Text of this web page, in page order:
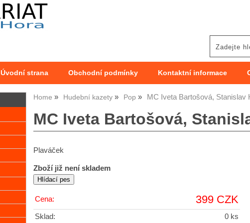
Úvodní strana Obchodní podmínky Kontaktní informace
Home Hudební kazety Pop MC Iveta Bartošová, Stanislav
MC Iveta Bartošová,
Plaváček
Zboží již není skladem
Cena: 399 CZK
Sklad: 0 ks